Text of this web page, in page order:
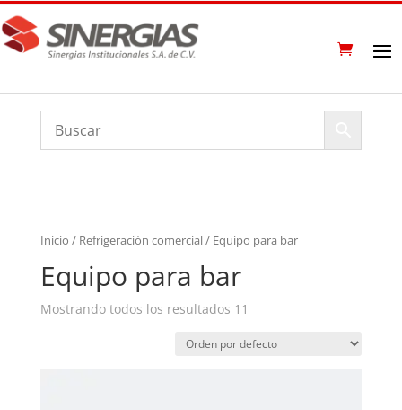
Inicio / Refrigeración comercial/ Equipo para bar
Equipo para bar
Mostrando todos los resultados 11